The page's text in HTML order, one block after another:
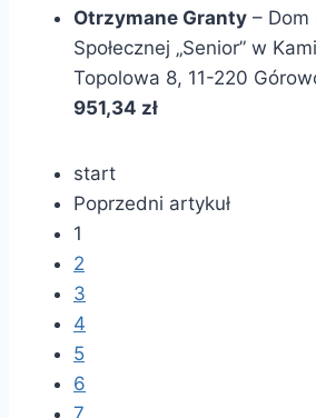
Otrzymane Granty – Dom
Społecznej „Senior” w
Topolowa 8, 11-220
951,34 zł
start
Poprzedni artykuł
1
2
3
4
5
6
7